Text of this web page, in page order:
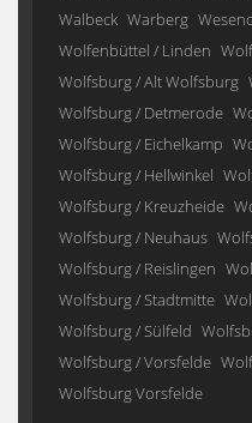
Walbeck Warberg
Wolfenbüttel / Linden
Wolfsburg / Alt Wolfsburg
Wolfsburg / Detmerode
Wolfsburg / Eichelkamp
Wolfsburg / Hellwinkel
Wolfsburg / Kreuzheide
Wolfsburg / Neuhaus
Wolfsburg / Reislingen
Wolfsburg / Stadtmitte
Wolfsburg / Sülfeld
Wolfsburg / Vorsfelde
Wolfsburg Vorsfelde